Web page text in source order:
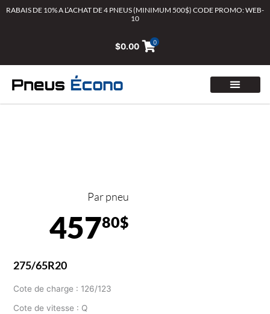
AllerRABAIS DE 10% A L’ACHAT DE 4 PNEUS (MINIMUM 500$) CODE PROMO: WEB-
10
$0.00 0
Par pneu
45780$
275/65R20
Cote de charge : 126/123
Cote de vitesse : Q